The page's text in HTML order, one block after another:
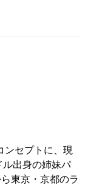
ンセプトに、現
ル出身の姉妹パ
東京・京都のラ